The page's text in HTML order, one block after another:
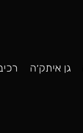
גן איתק׳ה